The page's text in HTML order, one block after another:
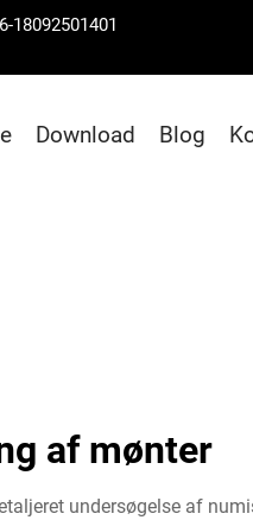
18092501401
Download Blog
af mønter
undersøgelse af